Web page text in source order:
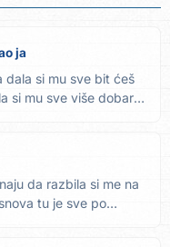
ja
dala si mu sve bit ćeš
si mu sve više dobar
da razbila si me na
tu je sve po